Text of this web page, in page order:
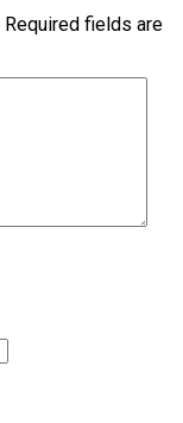
Required fields are